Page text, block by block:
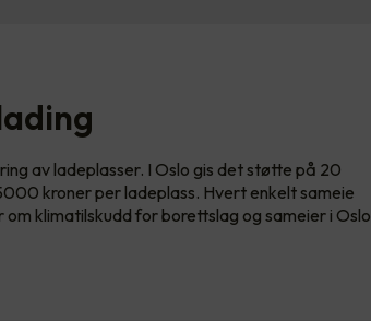
av ladeplasser. I Oslo gis det støtte på 20
kroner per ladeplass. Hvert enkelt sameie
klimatilskudd for borettslag og sameier i Oslo